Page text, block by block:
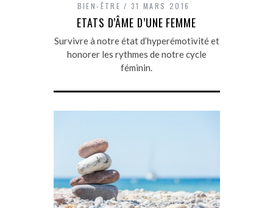
BIEN-ÊTRE 31 MARS 2016
ETATS D’ÂME D’UNE FEMME
Survivre à notre état d’hyperémotivité et
honorer les rythmes de notre cycle
féminin.